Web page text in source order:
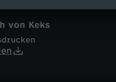
von Keks